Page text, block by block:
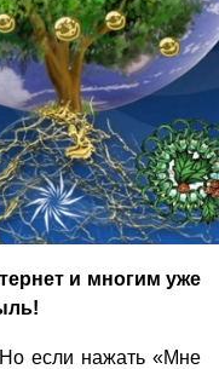
и многим уже
Но если нажать «Мне